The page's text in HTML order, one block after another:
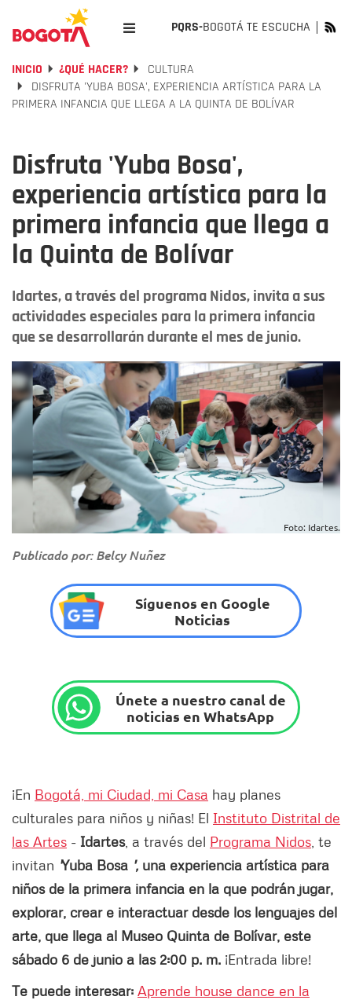
PQRS-BOGOTÁ TE ESCUCHA
INICIO ¿QUÉ HACER?
CULTURA
DISFRUTA 'YUBA BOSA', EXPERIENCIA ARTÍSTICA PARA LA
PRIMERA INFANCIA QUE LLEGA A LA QUINTA DE BOLÍVAR
Disfruta 'Yuba Bosa',
experiencia artística para la
primera infancia que llega a
la Quinta de Bolívar
Idartes, a través del programa Nidos, invita a sus
actividades especiales para la primera infancia
que se desarrollarán durante el mes de junio.
Foto: Idartes.
Publicado por: Belcy Nuñez
Síguenos en Google
Noticias
Únete a nuestro canal de
noticias en WhatsApp
¡En Bogotá, mi Ciudad, mi Casa hay planes
culturales para niños y niñas! El Instituto Distrital de
las Artes - Idartes, a través del Programa Nidos , te
invitan 'Yuba Bosa ', una experiencia artística para
niños de la primera infancia en la que podrán jugar,
explorar, crear e interactuar desde los lenguajes del
arte, que llega al Museo Quinta de Bolívar, este
sábado 6 de junio a las 2:00 p. m. ¡Entrada libre!
Te puede interesar: Aprende house dance en la